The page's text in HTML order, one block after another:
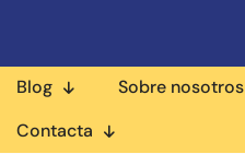
Blog
Sobre nosotros
Contacta